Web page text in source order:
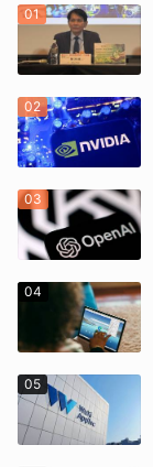
01
02
03
04
05